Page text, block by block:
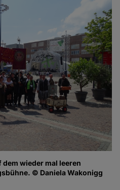
wieder mal leeren
© Daniela Wakonigg